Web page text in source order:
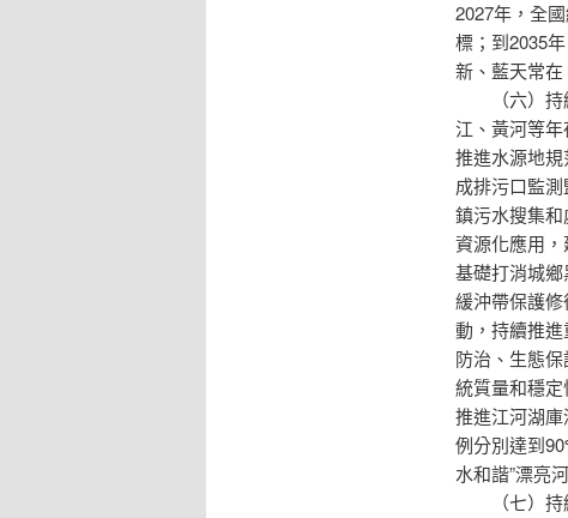
2027年，全
標；到2035
新、藍天常在
（六）
江、黃河等
推進水源地
成排污口監
鎮污水搜集
資源化應用
基礎打消城
緩沖帶保護
動，持續推
防治、生態
統質量和穩
推進江河湖
例分別達到
水和諧”漂亮
（七）